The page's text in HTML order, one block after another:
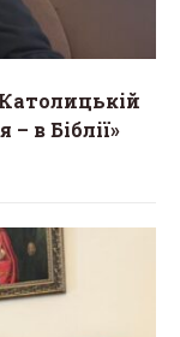
в Біблії»